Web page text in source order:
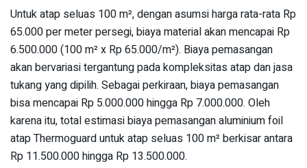
Untuk atap seluas 100 m², dengan asumsi harga rata-rata Rp
65.000 per meter persegi, biaya material akan mencapai Rp
6.500.000 (100 m² x Rp 65.000/m²). Biaya pemasangan
akan bervariasi tergantung pada kompleksitas atap dan jasa
tukang yang dipilih. Sebagai perkiraan, biaya pemasangan
bisa mencapai Rp 5.000.000 hingga Rp 7.000.000. Oleh
karena itu, total estimasi biaya pemasangan aluminium foil
atap Thermoguard untuk atap seluas 100 m² berkisar antara
Rp 11.500.000 hingga Rp 13.500.000.